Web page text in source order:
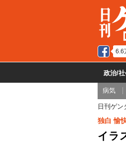
6.6
政治/
病気
日刊ゲン
独白 愉
イラ